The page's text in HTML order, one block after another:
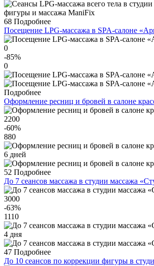
68 Подробнее
Посещение LPG-массажа в SPA-салоне
0
-85%
0
Подробнее
Оформление ресниц и бровей в салоне
2200
-60%
880
6 дней
52 Подробнее
До 7 сеансов массажа в студии массажа
3000
-63%
1110
4 дня
47 Подробнее
До 10 сеансов по коррекции фигуры в